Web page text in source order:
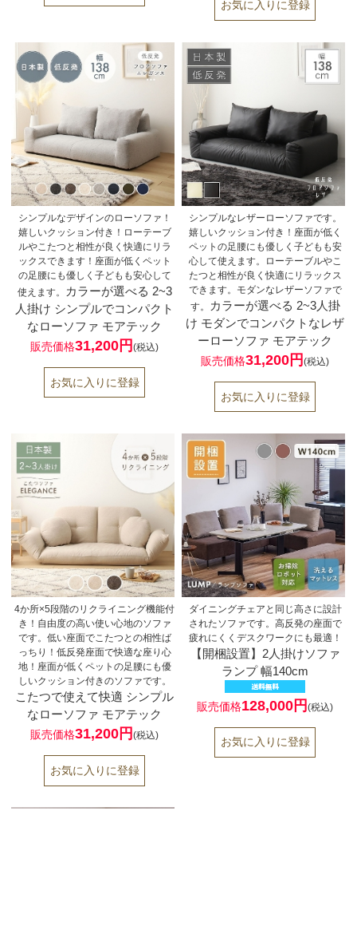
シンプルなデザインのローソファ！
嬉しいクッション付き！ローテーブ
ルやこたつと相性が良く快適にリラ
ックスできます！座面が低くペット
の足腰にも優しく子どもも安心して
使えます。
カラーが選べる 2~3
人掛け シンプルでコンパクト
なローソファ モアテック
販売価格31,200円(税込)
シンプルなレザーローソファです。
嬉しいクッション付き！座面が低く
ペットの足腰にも優しく子どもも安
心して使えます。ローテーブルやこ
たつと相性が良く快適にリラックス
できます。モダンなレザーソファで
す。
カラーが選べる 2~3人掛
け モダンでコンパクトなレザ
ーローソファ モアテック
販売価格31,200円(税込)
4か所×5段階のリクライニング機能付
き！自由度の高い使い心地のソファ
です。低い座面でこたつとの相性ば
っちり！低反発座面で快適な座り心
地！座面が低くペットの足腰にも優
しいクッション付きのソファです。
こたつで使えて快適 シンプル
なローソファ モアテック
販売価格31,200円(税込)
ダイニングチェアと同じ高さに設計
されたソファです。高反発の座面で
疲れにくくデスクワークにも最適！
【開梱設置】2人掛けソファ
ランプ 幅140cm
販売価格128,000円(税込)